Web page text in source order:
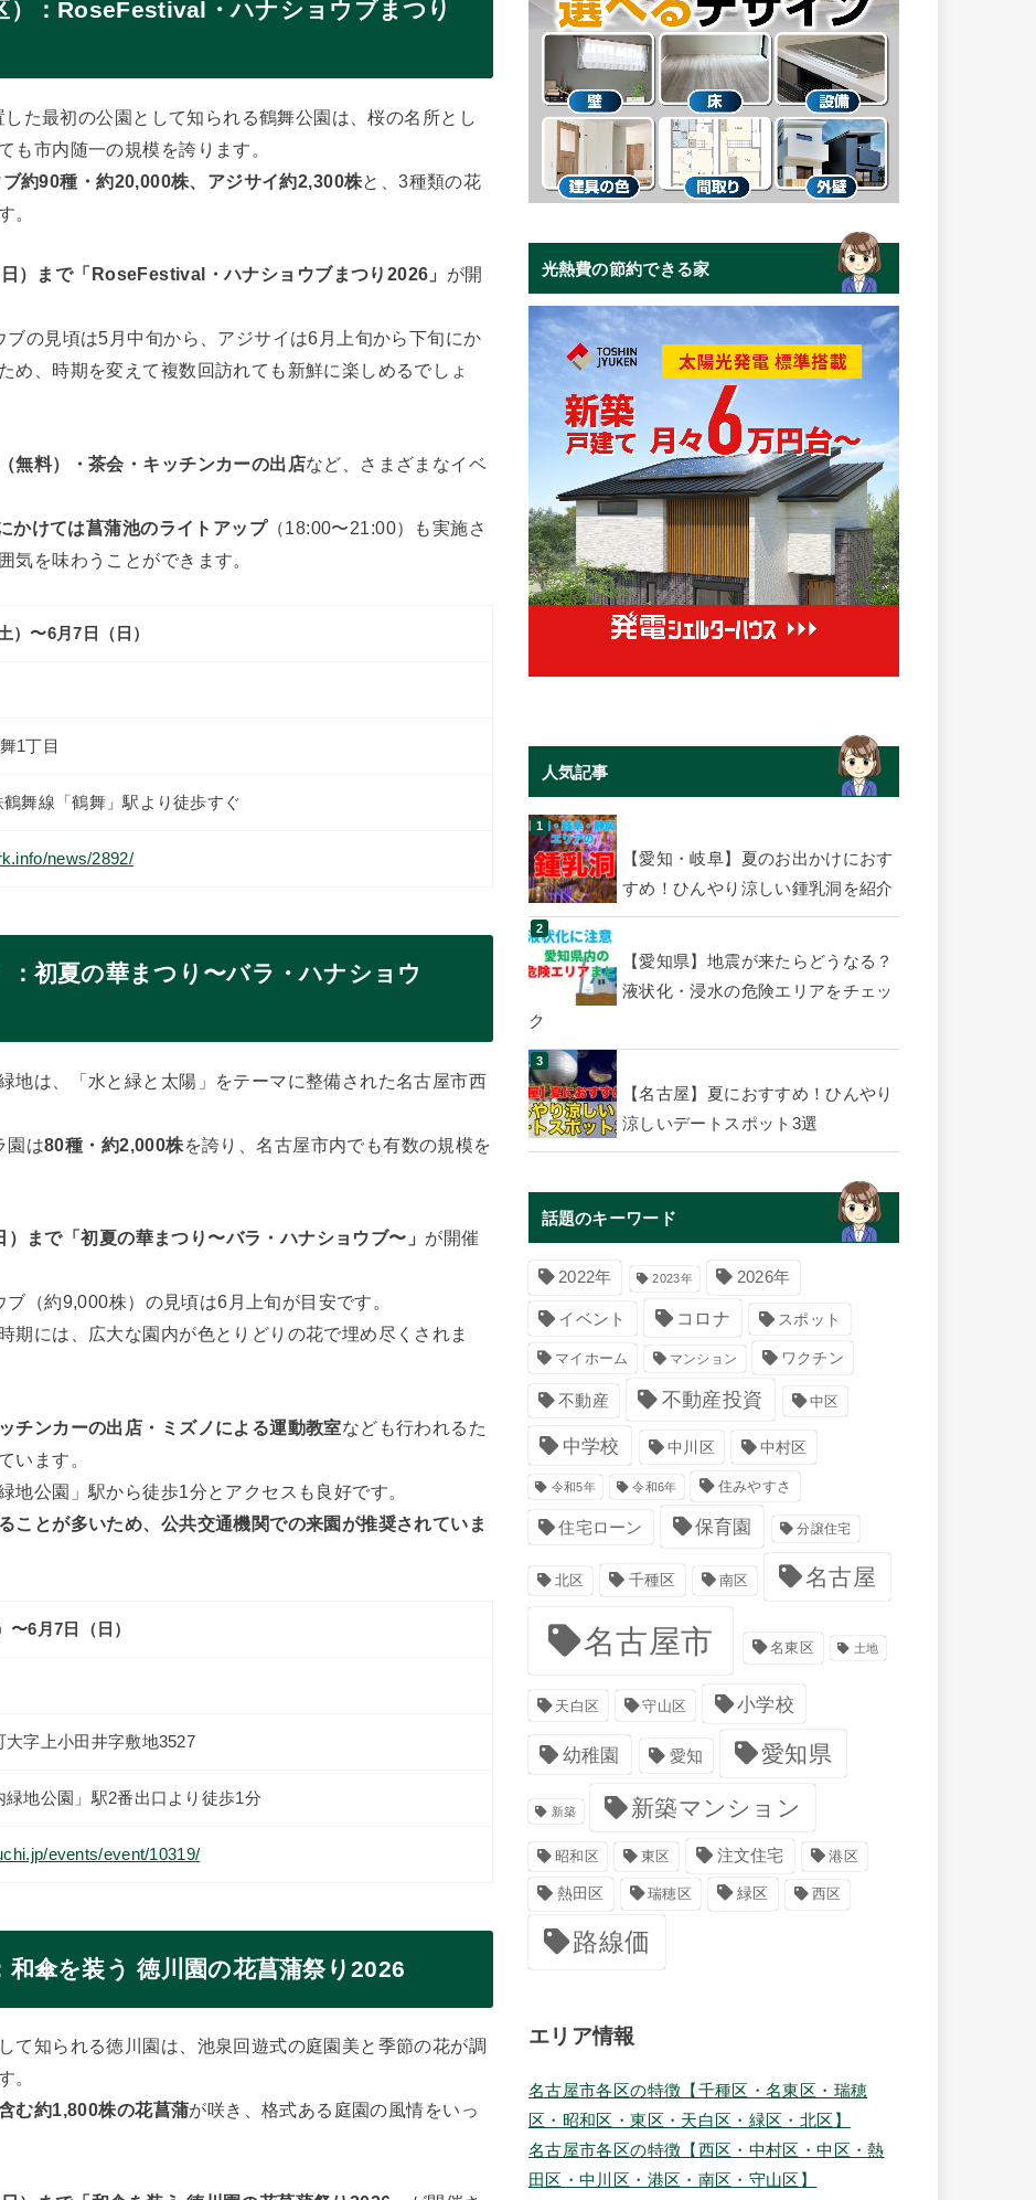
）：RoseFestival・ハナショウブまつり
た最初の公園として知られる鶴舞公園は、桜の名所とし
も市内随一の規模を誇ります。
約90種・約20,000株、アジサイ約2,300株と、3種類の花
。
）まで「RoseFestival・ハナショウブまつり2026」 が開
の見頃は5月中旬から、アジサイは6月上旬から下旬にか
め、時期を変えて複数回訪れても新鮮に楽しめるでしょ
無料）・茶会・キッチンカーの出店など、さまざまなイベ
かけては菖蒲池のライトアップ（18:00〜21:00）も実施さ
気を味わうことができます。
）〜6月7日（日）
1丁目
舞線「鶴舞」駅より徒歩すぐ
news/2892/
：初夏の華まつり〜バラ・ハナショウ
地は、「水と緑と太陽」をテーマに整備された名古屋市西
園は80種・約2,000株を誇り、名古屋市内でも有数の規模を
まで「初夏の華まつり〜バラ・ハナショウブ〜」 が開催
（約9,000株）の見頃は6月上旬が目安です。
期には、広大な園内が色とりどりの花で埋め尽くされま
チンカーの出店・ミズノによる運動教室なども行われるた
います。
地公園」駅から徒歩1分とアクセスも良好です。
ことが多いため、公共交通機関での来園が推奨されていま
〜6月7日（日）
大字上小田井字敷地3527
地公園」駅2番出口より徒歩1分
events/event/10319/
和傘を装う 徳川園の花菖蒲祭り2026
て知られる徳川園は、池泉回遊式の庭園美と季節の花が調
。
む約1,800株の花菖蒲が咲き、格式ある庭園の風情をいっ
光熱費の節約できる家
人気記事
【愛知・岐阜】夏のお出かけにおす
すめ！ひんやり涼しい鍾乳洞を紹介
【愛知県】地震が来たらどうなる？
液状化・浸水の危険エリアをチェッ
ク
【名古屋】夏におすすめ！ひんやり
涼しいデートスポット3選
話題のキーワード
2022年 2023年 2026年
イベント コロナ スポット
マイホーム マンション ワクチン
不動産 不動産投資 中区
中学校 中川区 中村区
令和5年 令和6年 住みやすさ
住宅ローン 保育園 分譲住宅
北区 千種区 南区 名古屋
名古屋市 名東区 土地
天白区 守山区 小学校
幼稚園 愛知 愛知県
新築 新築マンション
昭和区 東区 注文住宅 港区
熱田区 瑞穂区 緑区 西区
路線価
エリア情報
名古屋市各区の特徴【千種区・名東区・瑞穂
区・昭和区・東区・天白区・緑区・北区】
名古屋市各区の特徴【西区・中村区・中区・熱
田区・中川区・港区・南区・守山区】